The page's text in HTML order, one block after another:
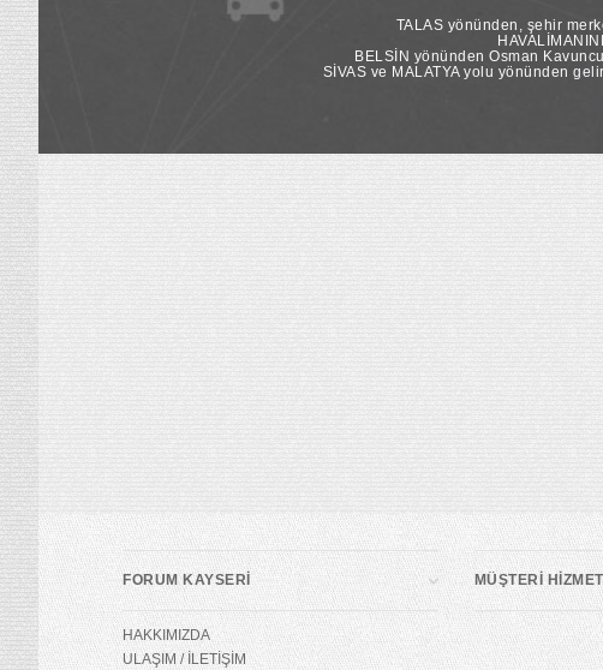
TALAS yönünden, şehir
BELSİN yönünden Osman
SİVAS ve MALATYA yolu yönünden
FORUM KAYSERİ
HAKKIMIZDA
ULAŞIM / İLETİŞİM
MÜŞTERİ